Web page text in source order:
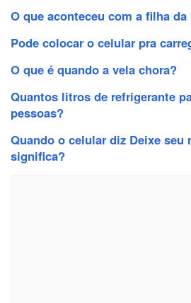
O que aconteceu com a filha
Pode colocar o celular pra
O que é quando a vela chora?
Quantos litros de refrigerante
pessoas?
Quando o celular diz Deixe seu
significa?